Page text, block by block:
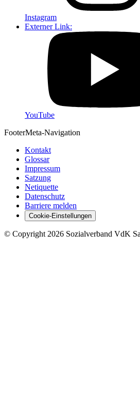
Instagram
Externer Link:
YouTube
FooterMeta-Navigation
Kontakt
Glossar
Impressum
Satzung
Netiquette
Datenschutz
Barriere melden
Cookie-Einstellungen
© Copyright 2026 Sozialverband VdK